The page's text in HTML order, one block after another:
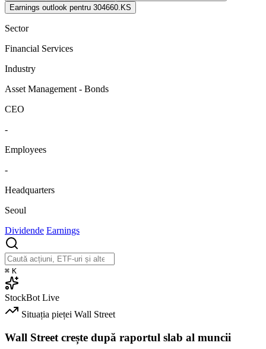
Earnings outlook pentru 304660.KS
Sector
Financial Services
Industry
Asset Management - Bonds
CEO
-
Employees
-
Headquarters
Seoul
Dividende Earnings
⌘ K
StockBot Live
Situația pieței Wall Street
Wall Street crește după raportul slab al muncii